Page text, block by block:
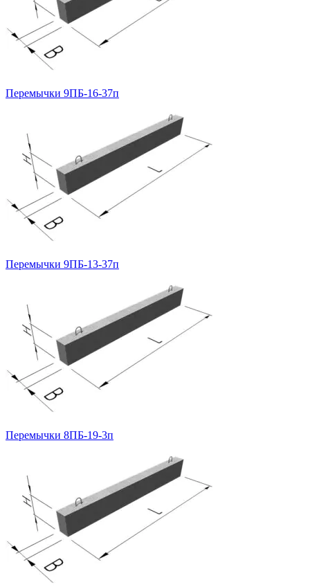
Перемычки 9ПБ-16-37п
Перемычки 9ПБ-13-37п
Перемычки 8ПБ-19-3п